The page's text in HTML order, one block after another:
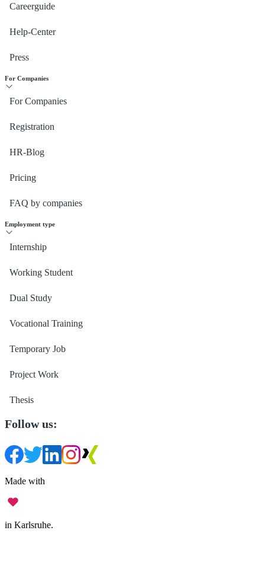
Careerguide
Help-Center
Press
For Companies
For Companies
Registration
HR-Blog
Pricing
FAQ by companies
Employment type
Internship
Working Student
Dual Study
Vocational Training
Temporary Job
Project Work
Thesis
Follow us:
Made with
in Karlsruhe.